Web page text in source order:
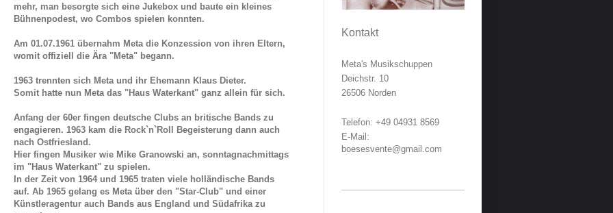
mehr, man besorgte sich eine Jukebox und baute ein kleines
Bühnenpodest, wo Combos spielen konnten.
Am 01.07.1961 übernahm Meta die Konzession von ihren Eltern,
womit offiziell die Ära "Meta" begann.
1963 trennten sich Meta und ihr Ehemann Klaus Dieter.
Somit hatte nun Meta das "Haus Waterkant" ganz allein für sich.
Anfang der 60er fingen deutsche Clubs an britische Bands zu
engagieren. 1963 kam die Rock`n`Roll Begeisterung dann auch
nach Ostfriesland.
Hier fingen Musiker wie Mike Granowski an, sonntagnachmittags
im "Haus Waterkant" zu spielen.
In der Zeit von 1964 und 1965 traten viele holländische Bands
auf. Ab 1965 gelang es Meta über den "Star-Club" und einer
Künstleragentur auch Bands aus England und Südafrika zu
Kontakt
Meta's Musikschuppen
Deichstr. 10
26506 Norden
Telefon: +49 04931 8569
E-Mail:
boesesvente@gmail.com